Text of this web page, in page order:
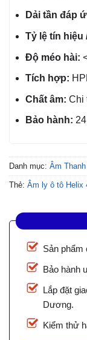
Dải tần đáp
Tỷ lệ tín hiệu
Độ méo hài:
Tích hợp:
Chất âm: Chi
Bảo hành:
Danh mục: Âm Thanh
Thẻ: Âm ly ô tô Helix
Sản
Bảo hành
Lắp đặt
Dương.
Kiểm thử